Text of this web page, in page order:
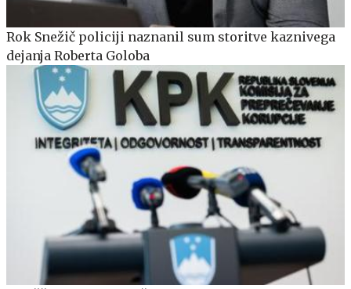
Rok Snežič policiji naznanil sum storitve kaznivega
dejanja Roberta Goloba